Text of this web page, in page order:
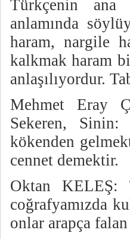
Türkçenin
anlamında
haram, nargile
kalkmak haram
anlaşılıyordur.
Mehmet Eray
Sekeren,
kökenden
cennet demektir.
Oktan
coğrafyamızda
onlar arapça